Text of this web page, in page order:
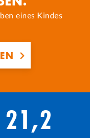
eines Kindes
21,2